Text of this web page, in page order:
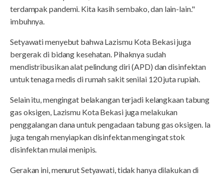
terdampak pandemi. Kita kasih sembako, dan lain-lain."
imbuhnya.
Setyawati menyebut bahwa Lazismu Kota Bekasi juga
bergerak di bidang kesehatan. Pihaknya sudah
mendistribusikan alat pelindung diri (APD) dan disinfektan
untuk tenaga medis di rumah sakit senilai 120 juta rupiah.
Selain itu, mengingat belakangan terjadi kelangkaan tabung
gas oksigen, Lazismu Kota Bekasi juga melakukan
penggalangan dana untuk pengadaan tabung gas oksigen. Ia
juga tengah menyiapkan disinfektan mengingat stok
disinfektan mulai menipis.
Gerakan ini, menurut Setyawati, tidak hanya dilakukan di